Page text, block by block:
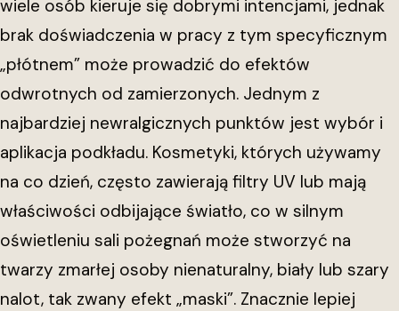
wiele osób kieruje się dobrymi intencjami, jednak
brak doświadczenia w pracy z tym specyficznym
„płótnem” może prowadzić do efektów
odwrotnych od zamierzonych. Jednym z
najbardziej newralgicznych punktów jest wybór i
aplikacja podkładu. Kosmetyki, których używamy
na co dzień, często zawierają filtry UV lub mają
właściwości odbijające światło, co w silnym
oświetleniu sali pożegnań może stworzyć na
twarzy zmarłej osoby nienaturalny, biały lub szary
nalot, tak zwany efekt „maski”. Znacznie lepiej